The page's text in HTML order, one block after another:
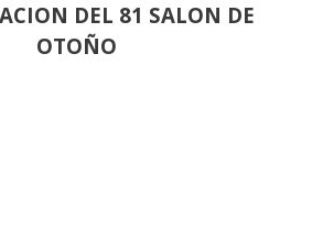
DEL 81 SALON DE
OTOÑO